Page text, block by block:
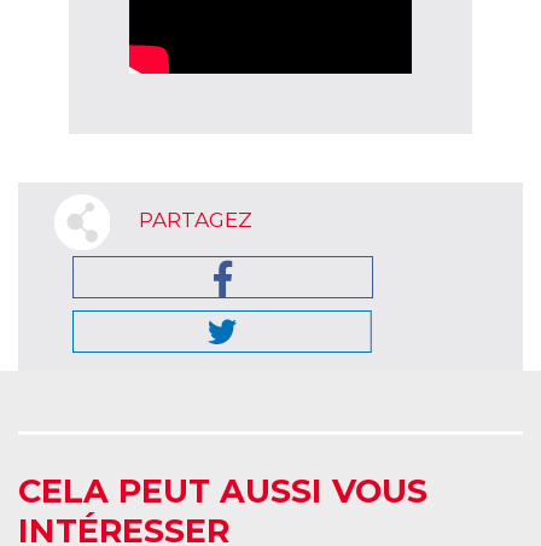
PARTAGEZ
CELA PEUT AUSSI VOUS
INTÉRESSER